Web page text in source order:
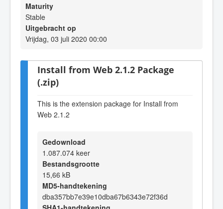
Maturity
Stable
Uitgebracht op
Vrijdag, 03 juli 2020 00:00
Install from Web 2.1.2 Package
(.zip)
This is the extension package for Install from
Web 2.1.2
Gedownload
1.087.074 keer
Bestandsgrootte
15,66 kB
MD5-handtekening
dba357bb7e39e10dba67b6343e72f36d